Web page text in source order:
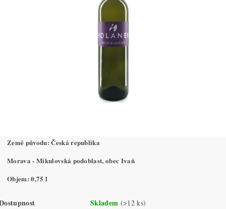
Země původu: Česká republika
Morava - Mikulovská podoblast, obec Ivaň
Objem: 0,75 l
Skladem (>12 ks)